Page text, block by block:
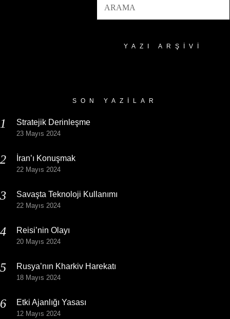
YAZI ARŞIVI
SON YAZILAR
Stratejik Derinleşme
23 Mayıs 2024
İran’ı Konuşmak
22 Mayıs 2024
Savaşta Teknoloji Kullanımı
22 Mayıs 2024
Reisi’nin Olayı
20 Mayıs 2024
Rusya’nın Kharkiv Harekatı
18 Mayıs 2024
Etki Ajanlığı Yasası
12 Mayıs 2024